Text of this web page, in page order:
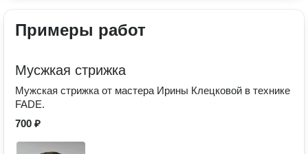
Примеры работ
Мусжкая стрижка
Мужская стрижка от мастера Ирины Клецковой в технике
FADE.
700 ₽